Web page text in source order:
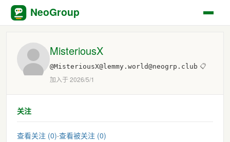
NeoGroup
MisteriousX
@MisteriousX@lemmy.world@neogrp.club 📋
加入于 2026/5/1
关注
查看关注 (0)·查看被关注 (0)